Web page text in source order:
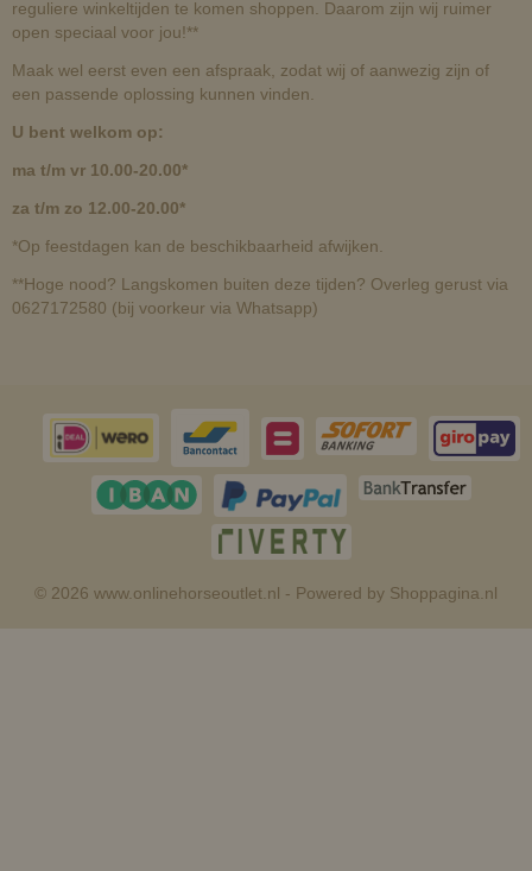
reguliere winkeltijden te komen shoppen. Daarom zijn wij ruimer
open speciaal voor jou!**
Maak wel eerst even een afspraak, zodat wij of aanwezig zijn of
een passende oplossing kunnen vinden.
U bent welkom op:
ma t/m vr 10.00-20.00*
za t/m zo 12.00-20.00*
*Op feestdagen kan de beschikbaarheid afwijken.
**Hoge nood? Langskomen buiten deze tijden? Overleg gerust via
0627172580 (bij voorkeur via Whatsapp)
© 2026 www.onlinehorseoutlet.nl - Powered by Shoppagina.nl